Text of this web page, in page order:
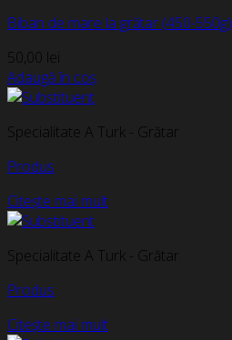
Biban de mare la grătar (450-550g)
50,00 lei
Adaugă în coș
Specialitate A Turk - Grătar
Produs
Citește mai mult
Specialitate A Turk - Grătar
Produs
Citește mai mult